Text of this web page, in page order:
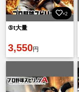
×2
⑤t大量
3,550円